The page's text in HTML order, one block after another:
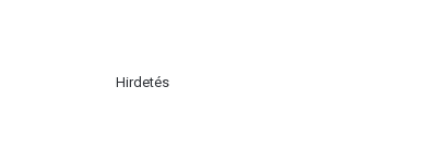
Hirdetés